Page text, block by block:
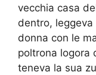
vecchia casa
dentro,
donna con le
poltrona logora
teneva la sua